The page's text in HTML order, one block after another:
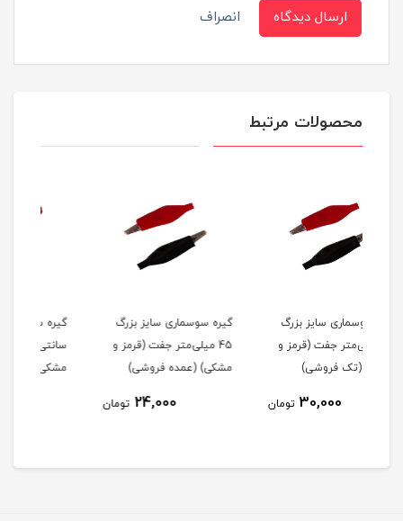
ارسال دیدگاه انصراف
محصولات مرتبط
گیره سوسماری سایز بزرگ
45 میلی‌متر جفت (قرمز و
مشکی) (عمده فروشی)
24,000
سانتی‌متر جفت (قرمز و
مشکی) (عمده فروشی)
24,000